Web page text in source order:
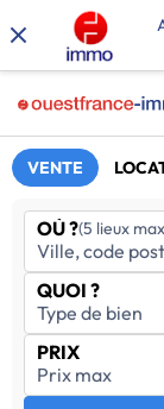
VENTE
OÙ ?(5 lieux
QUOI ?
PRIX